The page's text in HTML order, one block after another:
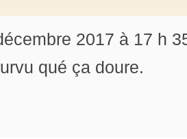
2017 à 17 h
qué ça doure.